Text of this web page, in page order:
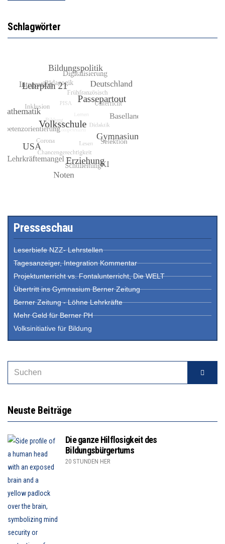
Schlagwörter
Presseschau
Leserbiefe NZZ- Lehrstellen
Tagesanzeiger, Integration Kommentar
Projektunterricht vs. Fontalunterricht, Die WELT
Übertritt ins Gymnasium Berner Zeitung
Berner Zeitung - Löhne Lehrkräfte
Mehr Geld für Berner PH
Volksinitiative für Bildung
Neuste Beiträge
Die ganze Hilflosigkeit des
Bildungsbürgertums
20 STUNDEN HER